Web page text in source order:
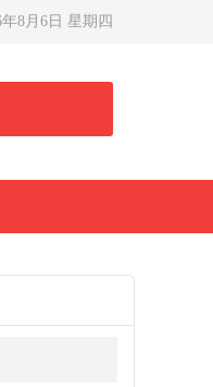
年8月6日 星期四